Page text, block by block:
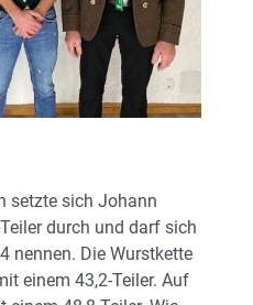
setzte sich Johann
durch und darf sich
nennen. Die Wurstkette
einem 43,2-Teiler. Auf